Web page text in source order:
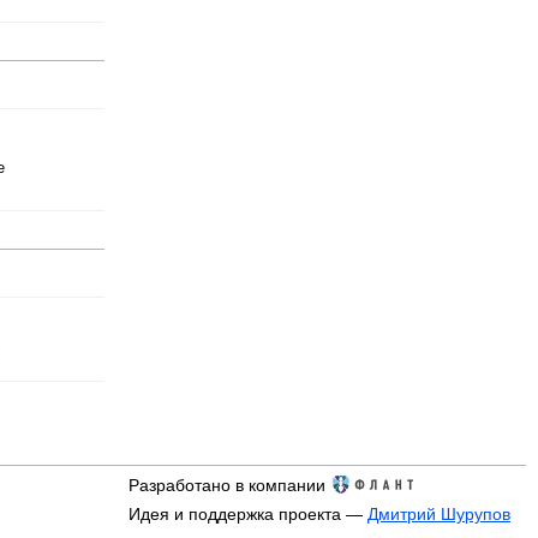
Разработано в компании
Идея и поддержка проекта — Дмитрий Шурупов